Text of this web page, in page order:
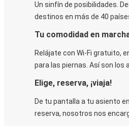
Un sinfín de posibilidades.
destinos en más de 40
Tu comodidad en
Relájate con Wi-Fi gratuito,
para las piernas. Así son los
Elige, reserva, ¡viaja!
De tu pantalla a tu asiento
reserva, nosotros nos